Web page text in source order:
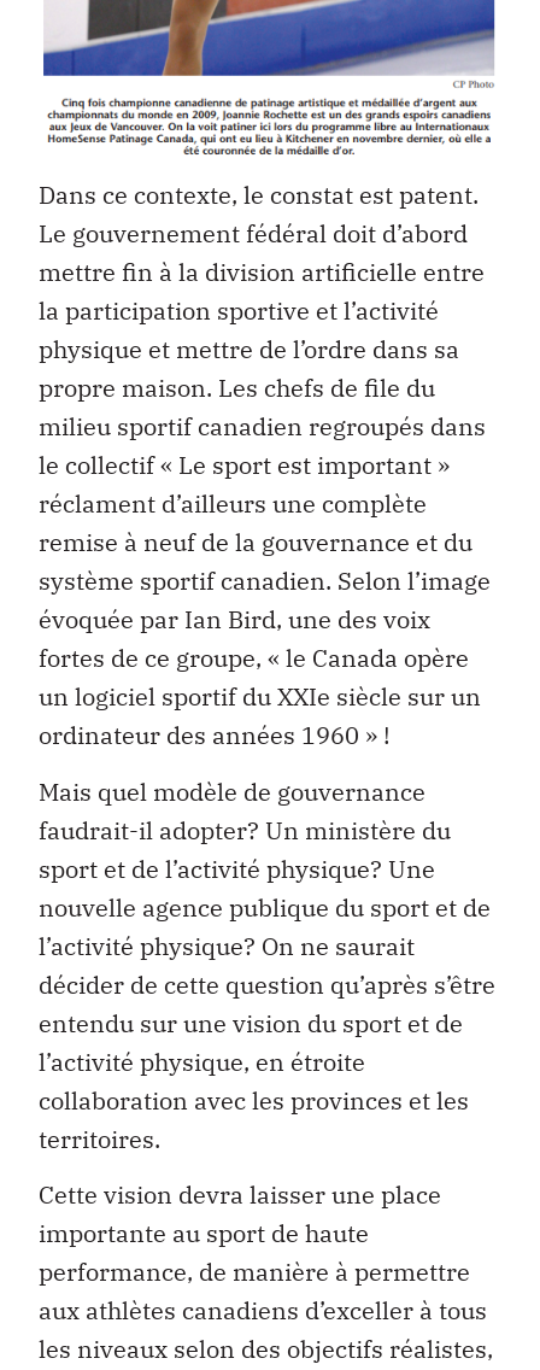
Dans ce contexte, le constat est patent.
Le gouvernement fédéral doit d’abord
mettre fin à la division artificielle entre
la participation sportive et l’activité
physique et mettre de l’ordre dans sa
propre maison. Les chefs de file du
milieu sportif canadien regroupés dans
le collectif « Le sport est important »
réclament d’ailleurs une complète
remise à neuf de la gouvernance et du
système sportif canadien. Selon l’image
évoquée par Ian Bird, une des voix
fortes de ce groupe, « le Canada opère
un logiciel sportif du XXIe siècle sur un
ordinateur des années 1960 » !
Mais quel modèle de gouvernance
faudrait-il adopter? Un ministère du
sport et de l’activité physique? Une
nouvelle agence publique du sport et de
l’activité physique? On ne saurait
décider de cette question qu’après s’être
entendu sur une vision du sport et de
l’activité physique, en étroite
collaboration avec les provinces et les
territoires.
Cette vision devra laisser une place
importante au sport de haute
performance, de manière à permettre
aux athlètes canadiens d’exceller à tous
les niveaux selon des objectifs réalistes,